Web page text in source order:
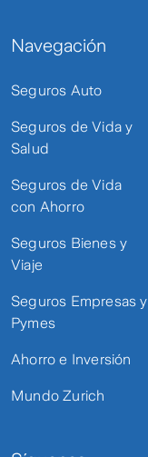
Navegación
Seguros Auto
Seguros de Vida y
Salud
Seguros de Vida
con Ahorro
Seguros Bienes y
Viaje
Seguros Empresas y
Pymes
Ahorro e Inversión
Mundo Zurich